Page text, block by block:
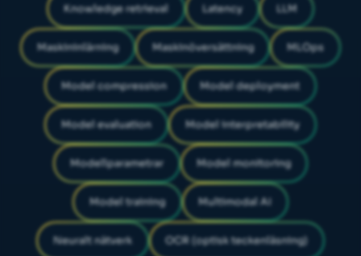
Knowledge retrieval Latency LLM
Maskininlärning Maskinöversättning MLOps
Model compression Model deployment
Model evaluation Model interpretability
Modellparametrar Model monitoring
Model training Multimodal AI
Neuralt nätverk OCR (optisk teckenläsning)